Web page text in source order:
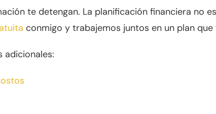
te detengan. La planificación financiera no
conmigo y trabajemos juntos en un plan
adicionales: